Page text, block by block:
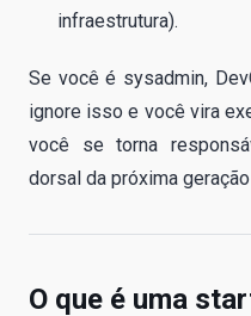
infraestrutura).
Se você é sysadmin,
ignore isso e você vira
você se torna
dorsal da próxima
O que é uma